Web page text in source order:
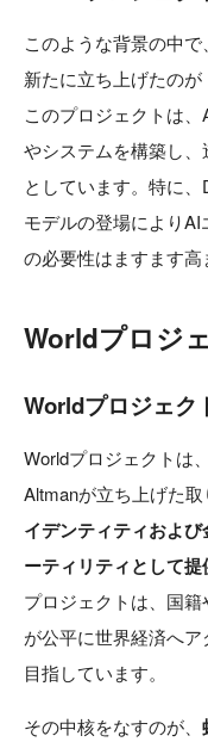
このような背景の中
新たに立ち上げたのが
このプロジェクトは
やシステムを構築し
としています。特に
モデルの登場により
の必要性はますます高
Worldプロジ
Worldプロジェク
Worldプロジェクトは
Altmanが立ち上げた取
イデンティティおよ
ーティリティとして提
プロジェクトは、国
が公平に世界経済へ
目指しています。
その中核をなすのが、